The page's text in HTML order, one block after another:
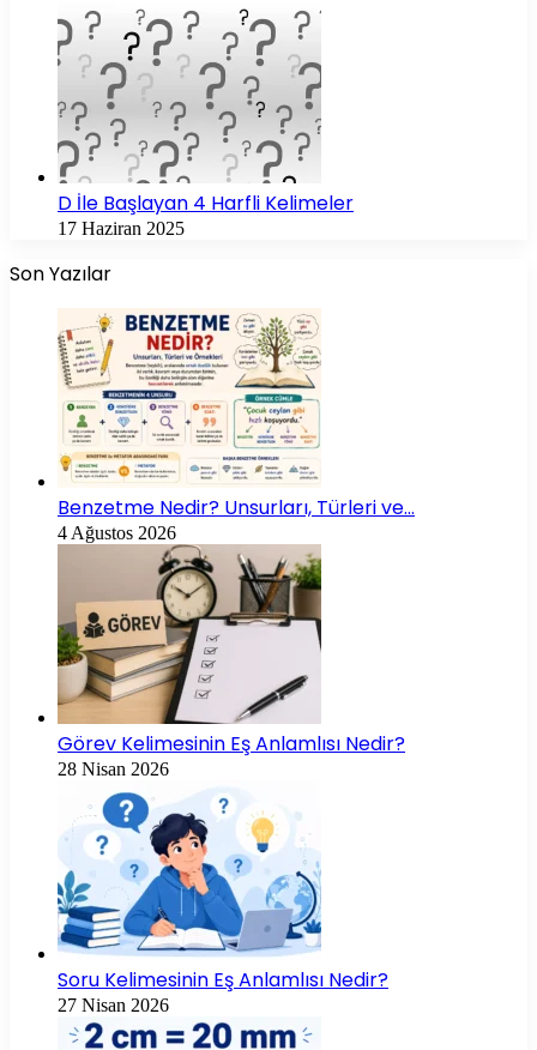
D İle Başlayan 4 Harfli Kelimeler
17 Haziran 2025
Son Yazılar
Benzetme Nedir? Unsurları, Türleri ve…
4 Ağustos 2026
Görev Kelimesinin Eş Anlamlısı Nedir?
28 Nisan 2026
Soru Kelimesinin Eş Anlamlısı Nedir?
27 Nisan 2026